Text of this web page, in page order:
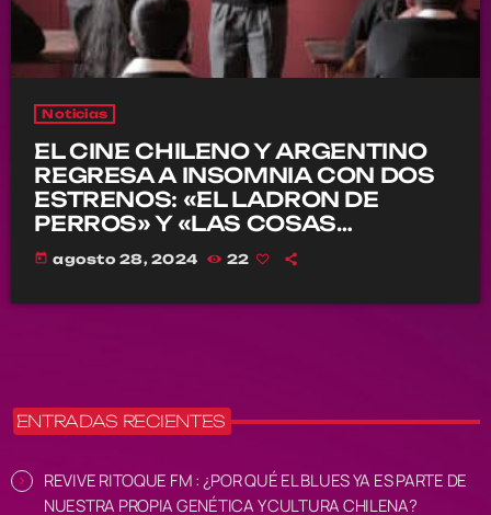
Noticias
EL CINE CHILENO Y ARGENTINO
REGRESA A INSOMNIA CON DOS
ESTRENOS: «EL LADRON DE
PERROS» Y «LAS COSAS
INDEFINIDAS»
today agosto 28, 2024 22
ENTRADAS RECIENTES
REVIVE RITOQUE FM : ¿POR QUÉ EL BLUES YA ES PARTE DE
NUESTRA PROPIA GENÉTICA Y CULTURA CHILENA?